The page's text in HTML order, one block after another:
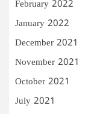
February 2022
January 2022
December 2021
November 2021
October 2021
July 2021